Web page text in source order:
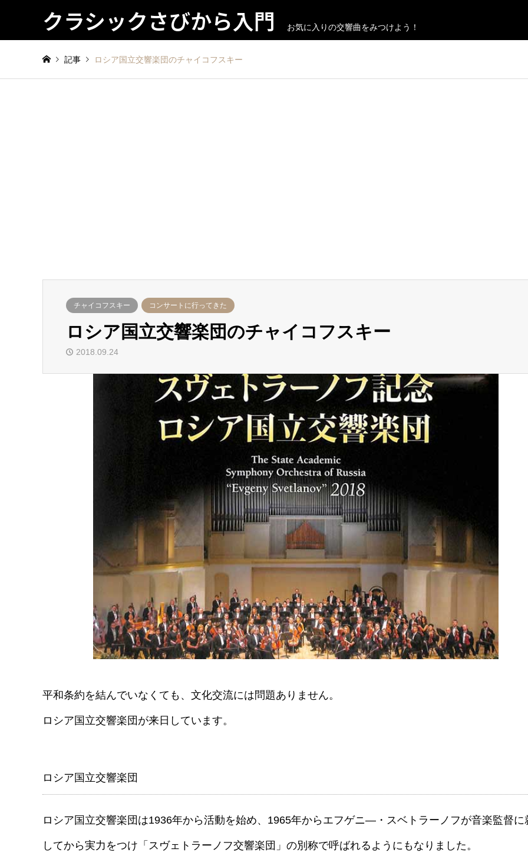
クラシックさびから入門 お気に入りの交響曲をみつけよう！
記事 ロシア国立交響楽団のチャイコフスキー
チャイコフスキー コンサートに行ってきた
ロシア国立交響楽団のチャイコフスキー
2018.09.24
平和条約を結んでいなくても、文化交流には問題ありません。
ロシア国立交響楽団が来日しています。
ロシア国立交響楽団
ロシア国立交響楽団は1936年から活動を始め、1965年からエフゲニ―・スベトラーノフが音楽監督に
してから実力をつけ「スヴェトラーノフ交響楽団」の別称で呼ばれるようにもなりました。